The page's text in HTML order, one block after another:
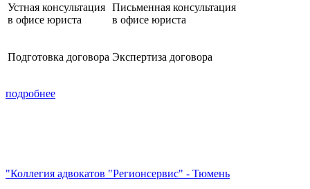
Устная консультация
в офисе юриста
Письменная консультация
в офисе юриста
Подготовка договора Экспертиза договора
подробнее
"Коллегия адвокатов "Регионсервис" - Тюмень